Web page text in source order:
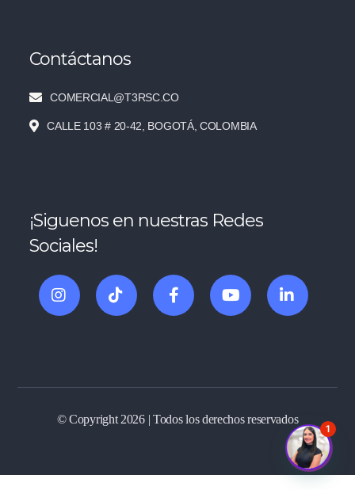
Contáctanos
COMERCIAL@T3RSC.CO
CALLE 103 # 20-42, BOGOTÁ, COLOMBIA
¡Siguenos en nuestras Redes
Sociales!
© Copyright 2026 | Todos los derechos reservados
1